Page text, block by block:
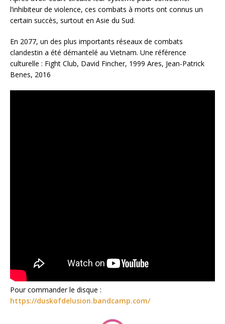
l’inhibiteur de violence, ces combats à morts ont connus un
certain succès, surtout en Asie du Sud.
En 2077, un des plus importants réseaux de combats
clandestin a été démantelé au Vietnam. Une référence
culturelle : Fight Club, David Fincher, 1999 Ares, Jean-Patrick
Benes, 2016
Pour commander le disque :
https://duskofdelusion.bandcamp.com/